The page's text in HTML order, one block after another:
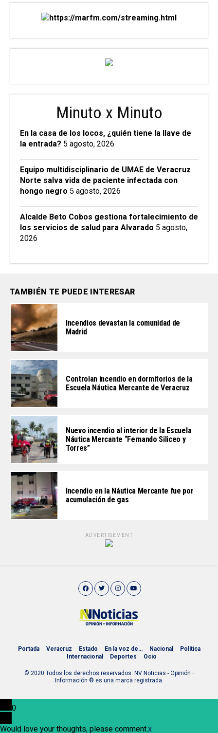
Minuto x Minuto
En la casa de los locos, ¿quién tiene la llave de
la entrada? 5 agosto, 2026
Equipo multidisciplinario de UMAE de Veracruz
Norte salva vida de paciente infectada con
hongo negro 5 agosto, 2026
Alcalde Beto Cobos gestiona fortalecimiento de
los servicios de salud para Alvarado 5 agosto,
2026
TAMBIÉN TE PUEDE INTERESAR
Incendios devastan la comunidad de
Madrid
Controlan incendio en dormitorios de la
Escuela Náutica Mercante de Veracruz
Nuevo incendio al interior de la Escuela
Náutica Mercante “Fernando Siliceo y
Torres”
Incendio en la Náutica Mercante fue por
acumulación de gas
ADVERTISEMENT
Portada Veracruz Estado En la voz de… Nacional
Política
Internacional
Deportes Ocio
© 2020 Todos los derechos reservados. NV Noticias - Opinión ∙
Información ® es una marca registrada.
0
Would love your thoughts, please comment.x